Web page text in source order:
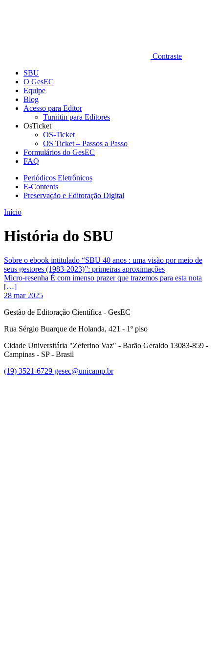
Contraste
SBU
O GesEC
Equipe
Blog
Acesso para Editor
Turnitin para Editores
OsTicket
OS-Ticket
OS Ticket – Passos a Passo
Formulários do GesEC
FAQ
Periódicos Eletrônicos
E-Contents
Preservação e Editoração Digital
Início
História do SBU
Sobre o ebook intitulado “SBU 40 anos : uma visão por meio de
seus gestores (1983-2023)”: primeiras aproximações
Micro-resenha É com imenso prazer que trazemos para esta nota
[…]
28 mar 2025
Gestão de Editoração Científica - GesEC
Rua Sérgio Buarque de Holanda, 421 - 1º piso
Cidade Universitária "Zeferino Vaz" - Barão Geraldo 13083-859 -
Campinas - SP - Brasil
(19) 3521-6729 gesec@unicamp.br